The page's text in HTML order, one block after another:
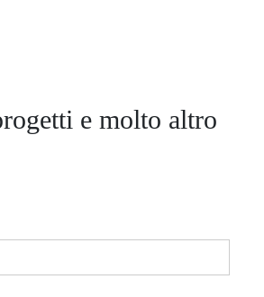
e molto altro